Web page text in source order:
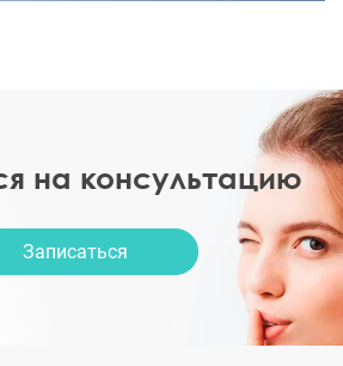
на консультацию
Записаться